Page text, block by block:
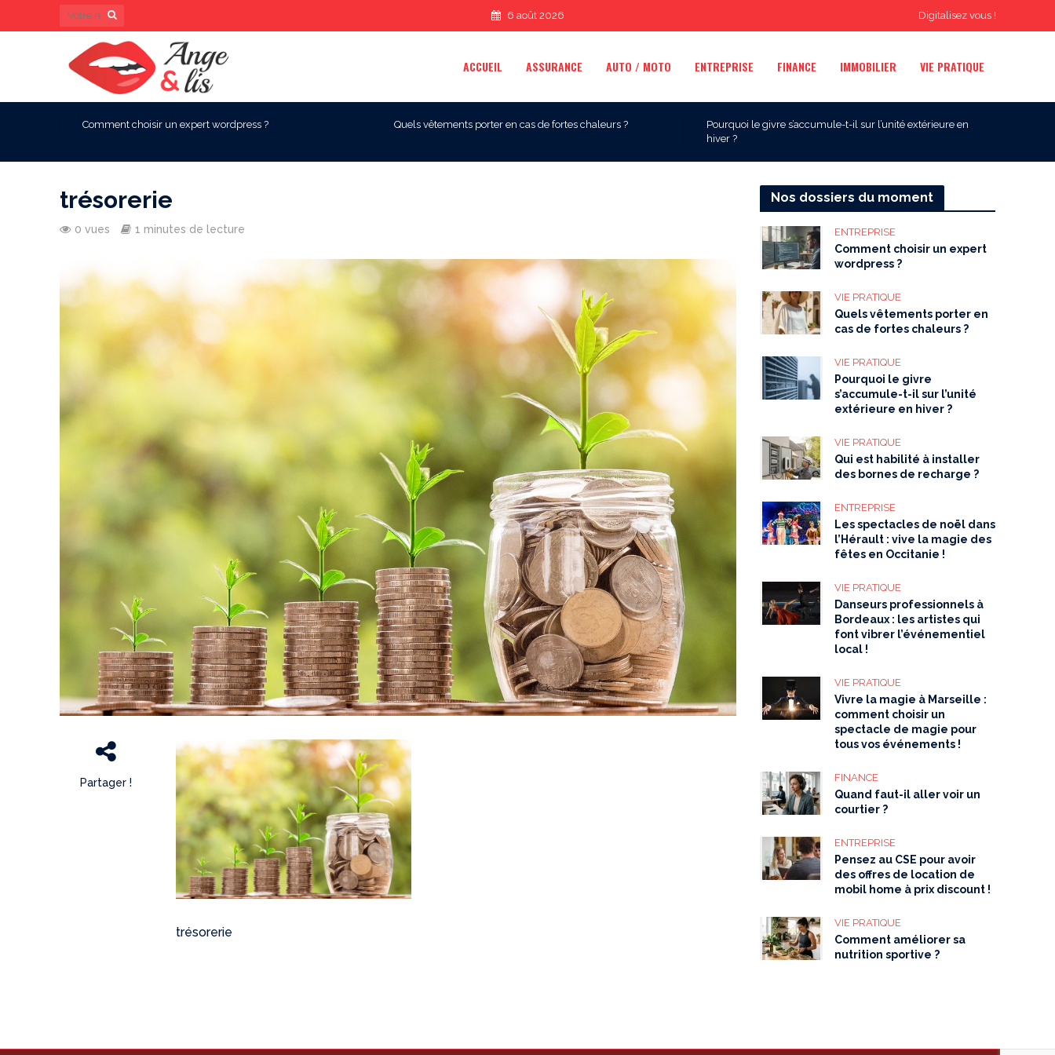
Digitalisez vous !
6 août 2026
ACCUEIL ASSURANCE AUTO / MOTO ENTREPRISE FINANCE IMMOBILIER VIE PRATIQUE
Comment choisir un expert wordpress ? Quels vêtements porter en cas de fortes chaleurs ?
Pourquoi le givre s’accumule-t-il sur l’unité extérieure en
hiver ?
trésorerie
0 vues 1 minutes de lecture
Partager !
trésorerie
Nos dossiers du moment
ENTREPRISE
Comment choisir un expert
wordpress ?
VIE PRATIQUE
Quels vêtements porter en
cas de fortes chaleurs ?
VIE PRATIQUE
Pourquoi le givre
s’accumule-t-il sur l’unité
extérieure en hiver ?
VIE PRATIQUE
Qui est habilité à installer
des bornes de recharge ?
ENTREPRISE
Les spectacles de noël dans
l’Hérault : vive la magie des
fêtes en Occitanie !
VIE PRATIQUE
Danseurs professionnels à
Bordeaux : les artistes qui
font vibrer l’événementiel
local !
VIE PRATIQUE
Vivre la magie à Marseille :
comment choisir un
spectacle de magie pour
tous vos événements !
FINANCE
Quand faut-il aller voir un
courtier ?
ENTREPRISE
Pensez au CSE pour avoir
des offres de location de
mobil home à prix discount !
VIE PRATIQUE
Comment améliorer sa
nutrition sportive ?